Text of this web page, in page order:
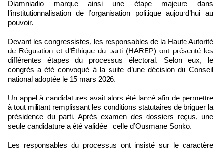
Diamniadio marque ainsi une étape majeure dans
l’institutionnalisation de l’organisation politique aujourd’hui au
pouvoir.
Devant les congressistes, les responsables de la Haute Autorité
de Régulation et d’Éthique du parti (HAREP) ont présenté les
différentes étapes du processus électoral. Selon eux, le
congrès a été convoqué à la suite d’une décision du Conseil
national adoptée le 15 mars 2026.
Un appel à candidatures avait alors été lancé afin de permettre
à tout militant remplissant les conditions statutaires de briguer la
présidence du parti. Après examen des dossiers reçus, une
seule candidature a été validée : celle d’Ousmane Sonko.
Les responsables du processus ont insisté sur le caractère